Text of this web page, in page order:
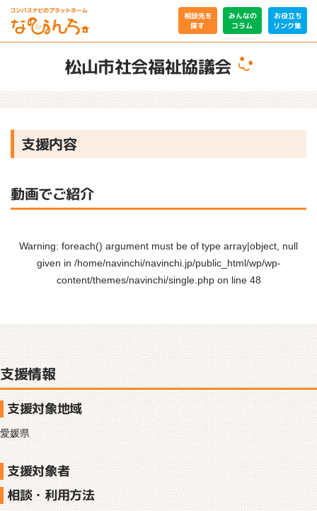
相談先を
探す
みんなの
コラム
お役立ち
リンク集
松山市社会福祉協議会
支援内容
動画でご紹介
Warning: foreach() argument must be of type array|object, null
given in /home/navinchi/navinchi.jp/public_html/wp/wp-
content/themes/navinchi/single.phpon line 48
支援情報
支援対象地域
愛媛県
支援対象者
相談・利用方法